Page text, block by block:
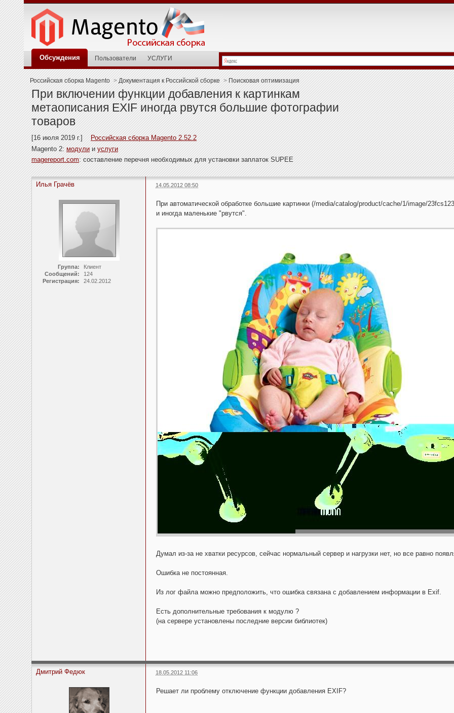
Обсуждения Пользователи УСЛУГИ
Российская сборка Magento > Документация к Российской сборке > Поисковая оптимизация
При включении функции добавления к картинкам
метаописания EXIF иногда рвутся большие фотографии
товаров
[16 июля 2019 г.]
Российская сборка Magento 2.52.2
Magento 2: модули и услуги
magereport.com: составление перечня необходимых для установки заплаток SUPEE
Илья Грачёв
Группа:
Клиент
Сообщений:
124
Регистрация:
24.02.2012
14.05.2012 08:50
При автоматической обработке большие картинки (/media/catalog/product/cache/1/image/
и иногда маленькие "рвутся".
Думал из-за не хватки ресурсов, сейчас нормальный сервер и нагрузки нет, но все равно
Ошибка не постоянная.
Из лог файла можно предположить, что ошибка связана с добавлением информации в Exif.
Есть дополнительные требования к модулю ?
(на сервере установлены последние версии библиотек)
Дмитрий Федюк 18.05.2012 11:06
Решает ли проблему отключение функции добавления EXIF?